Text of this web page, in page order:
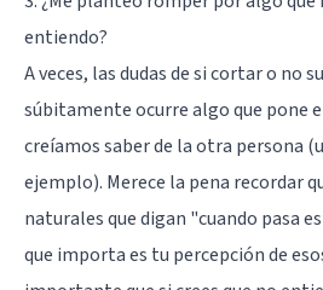
entiendo?
A veces, las dudas de si cortar o no
súbitamente ocurre algo que pone
creíamos saber de la otra persona
ejemplo). Merece la pena recordar
naturales que digan "cuando pasa
que importa es tu percepción de